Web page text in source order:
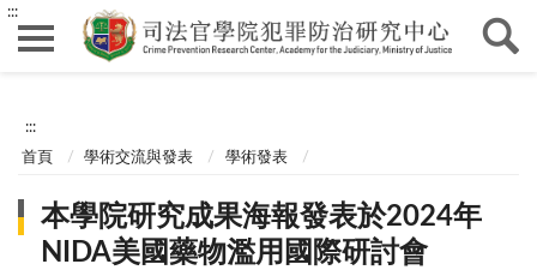
:::
:::
首頁 學術交流與發表 學術發表
本學院研究成果海報發表於2024年
NIDA美國藥物濫用國際研討會